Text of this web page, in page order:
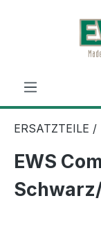
Zum Hauptinhalt
ERSATZTEILE /
EWS